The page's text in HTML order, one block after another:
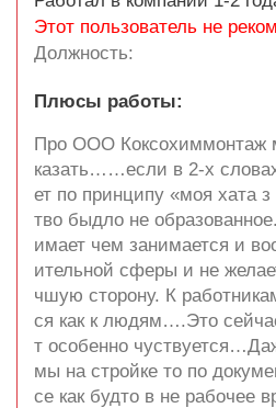
Этот пользователь не
Должность:
Плюсы работы:
Про ООО Коксохиммонтаж
казать……если в 2-х
ет по принципу «моя хата
тво быдло не
имает чем занимается и
ительной сферы и не
чшую сторону. К
ся как к людям….Это
т особенно
мы на стройке то по
се как будто в не рабочее